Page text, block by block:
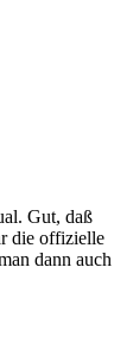
Gut, daß
die offizielle
dann auch